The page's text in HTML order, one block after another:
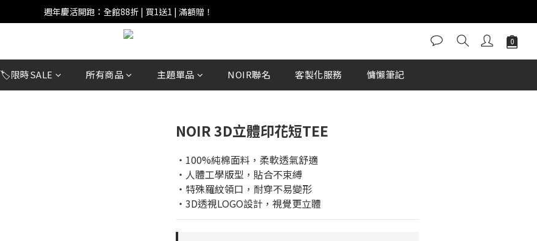
週年慶活開跑：全館88折 | 買1送1 | 滿額贈！
週年慶活開跑：全館88折 | 買1送1 | 滿額贈！
全館滿 $999 即享免運費！
週年慶活開跑：全館88折 | 買1送1 | 滿額贈！
🏷️限時SALE 所有商品 主題單品 NOIR聯名 客製化服務 慵懶筆記
NOIR 3D立體印花短TEE
‧100%純棉面料，柔軟透氣舒適
‧人體工學版型，貼合不束縛
‧特殊羅紋領口，耐穿不易變形
‧3D透視LOGO設計，視覺更立體
立即購買